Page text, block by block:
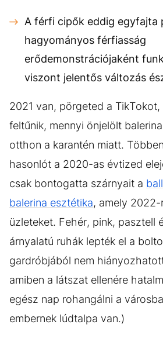
A férfi cipők eddig egyfajta
hagyományos férfiasság
erődemonstrációjaként
viszont jelentős változás
2021 van, pörgeted a TikTokot,
feltűnik, mennyi önjelölt
otthon a karantén miatt.
hasonlót a 2020-as évtized
csak bontogatta szárnyait a
balerina esztétika, amely
üzleteket. Fehér, pink, pasztell
árnyalatú ruhák lepték el a
gardróbjából nem
amiben a látszat ellenére
egész nap rohangálni a
embernek lúdtalpa van.)